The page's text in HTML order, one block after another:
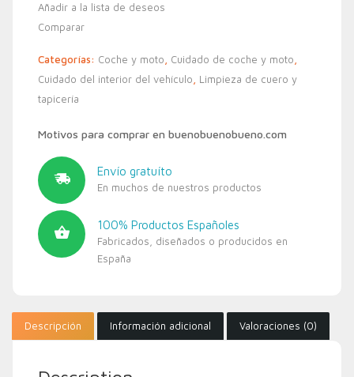
Añadir a la lista de deseos
Comparar
Categorías: Coche y moto, Cuidado de coche y moto,
Cuidado del interior del vehículo, Limpieza de cuero y
tapicería
Motivos para comprar en buenobuenobueno.com
Envío gratuíto
En muchos de nuestros productos
100% Productos Españoles
Fabricados, diseñados o producidos en
España
Descripción Información adicional Valoraciones (0)